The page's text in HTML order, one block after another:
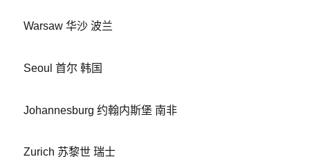
Warsaw 华沙 波兰
Seoul 首尔 韩国
Johannesburg 约翰内斯堡 南非
Zurich 苏黎世 瑞士